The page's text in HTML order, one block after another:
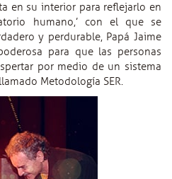
en su interior para reflejarlo en
humano,’ con el que se
y perdurable, Papá Jaime
para que las personas
por medio de un sistema
Metodología SER.